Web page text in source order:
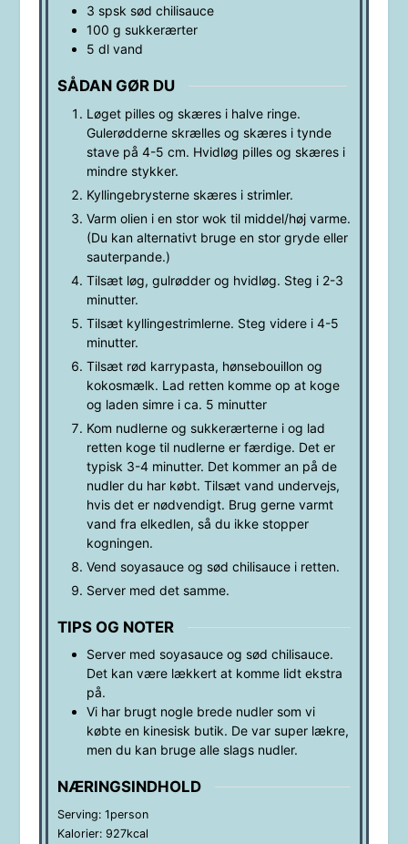
3 spsk sød chilisauce
100 g sukkerærter
5 dl vand
SÅDAN GØR DU
Løget pilles og skæres i halve ringe.
Gulerødderne skrælles og skæres i tynde
stave på 4-5 cm. Hvidløg pilles og skæres i
mindre stykker.
Kyllingebrysterne skæres i strimler.
Varm olien i en stor wok til middel/høj varme.
(Du kan alternativt bruge en stor gryde eller
sauterpande.)
Tilsæt løg, gulrødder og hvidløg. Steg i 2-3
minutter.
Tilsæt kyllingestrimlerne. Steg videre i 4-5
minutter.
Tilsæt rød karrypasta, hønsebouillon og
kokosmælk. Lad retten komme op at koge
og laden simre i ca. 5 minutter
Kom nudlerne og sukkerærterne i og lad
retten koge til nudlerne er færdige. Det er
typisk 3-4 minutter. Det kommer an på de
nudler du har købt. Tilsæt vand undervejs,
hvis det er nødvendigt. Brug gerne varmt
vand fra elkedlen, så du ikke stopper
kogningen.
Vend soyasauce og sød chilisauce i retten.
Server med det samme.
TIPS OG NOTER
Server med soyasauce og sød chilisauce.
Det kan være lækkert at komme lidt ekstra
på.
Vi har brugt nogle brede nudler som vi
købte en kinesisk butik. De var super lækre,
men du kan bruge alle slags nudler.
NÆRINGSINDHOLD
Serving: 1person
Kalorier: 927kcal